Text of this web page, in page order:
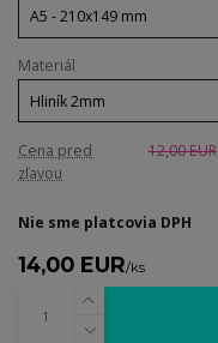
Materiál
Cena pred
zľavou
12,00 EUR
Nie sme platcovia DPH
14,00 EUR/ks